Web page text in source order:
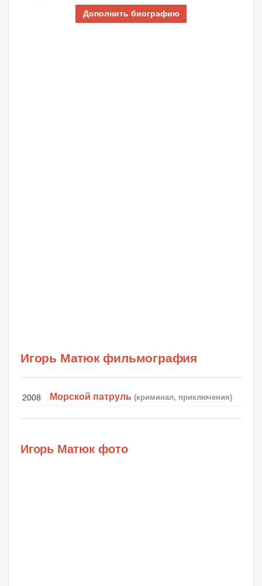
Дополнить биографию
Игорь Матюк фильмография
2008 Морской патруль (криминал, приключения)
Игорь Матюк фото